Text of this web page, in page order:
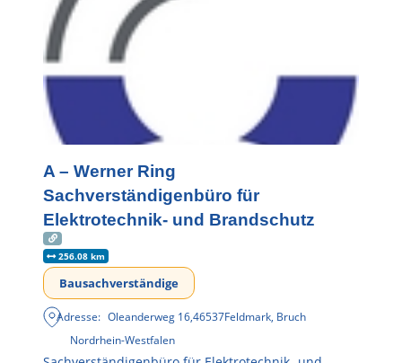
A – Werner Ring
Sachverständigenbüro für
Elektrotechnik- und Brandschutz
256.08 km
Bausachverständige
Adresse: Oleanderweg 16,46537Feldmark, Bruch
Nordrhein-Westfalen